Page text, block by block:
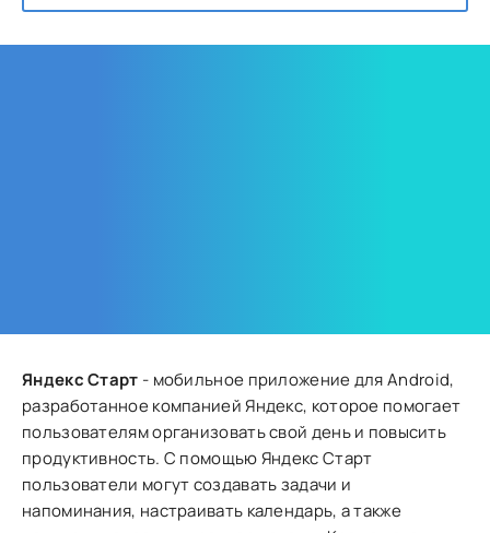
Яндекс Старт - мобильное приложение для Android,
разработанное компанией Яндекс, которое помогает
пользователям организовать свой день и повысить
продуктивность. С помощью Яндекс Старт
пользователи могут создавать задачи и
напоминания, настраивать календарь, а также